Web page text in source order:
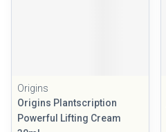
Origins
Origins Plantscription
Powerful Lifting Cream